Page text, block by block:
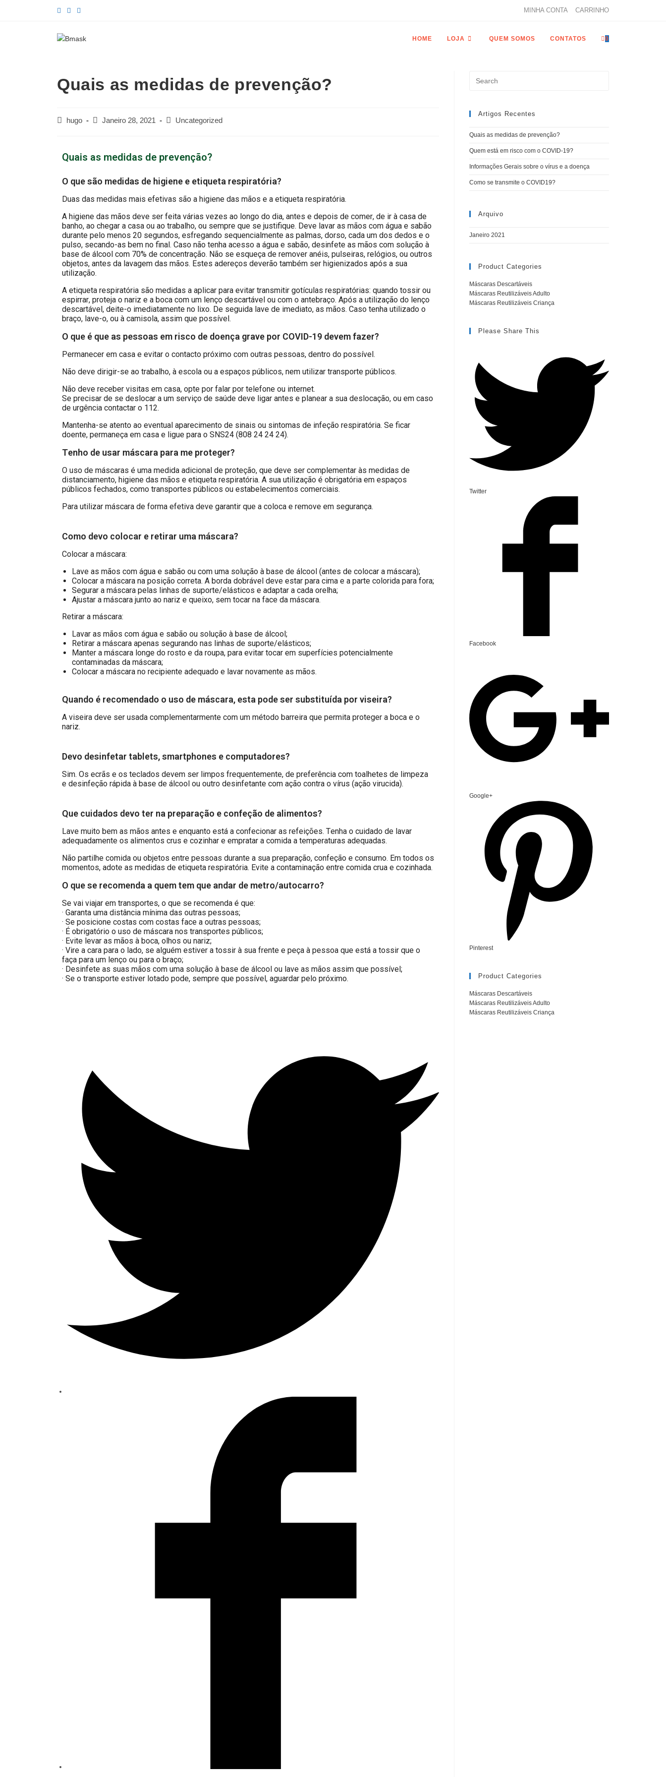
MINHA CONTA CARRINHO
HOME LOJA QUEM SOMOS CONTATOS 0
Quais as medidas de prevenção?
hugo Janeiro 28, 2021 Uncategorized
Quais as medidas de prevenção?
O que são medidas de higiene e etiqueta respiratória?
Duas das medidas mais efetivas são a higiene das mãos e a etiqueta respiratória.
A higiene das mãos deve ser feita várias vezes ao longo do dia, antes e depois de comer, de ir à casa de
banho, ao chegar a casa ou ao trabalho, ou sempre que se justifique. Deve lavar as mãos com água e sabão
durante pelo menos 20 segundos, esfregando sequencialmente as palmas, dorso, cada um dos dedos e o
pulso, secando-as bem no final. Caso não tenha acesso a água e sabão, desinfete as mãos com solução à
base de álcool com 70% de concentração. Não se esqueça de remover anéis, pulseiras, relógios, ou outros
objetos, antes da lavagem das mãos. Estes adereços deverão também ser higienizados após a sua
utilização.
A etiqueta respiratória são medidas a aplicar para evitar transmitir gotículas respiratórias: quando tossir ou
espirrar, proteja o nariz e a boca com um lenço descartável ou com o antebraço. Após a utilização do lenço
descartável, deite-o imediatamente no lixo. De seguida lave de imediato, as mãos. Caso tenha utilizado o
braço, lave-o, ou à camisola, assim que possível.
O que é que as pessoas em risco de doença grave por COVID-19 devem fazer?
Permanecer em casa e evitar o contacto próximo com outras pessoas, dentro do possível.
Não deve dirigir-se ao trabalho, à escola ou a espaços públicos, nem utilizar transporte públicos.
Não deve receber visitas em casa, opte por falar por telefone ou internet.
Se precisar de se deslocar a um serviço de saúde deve ligar antes e planear a sua deslocação, ou em caso
de urgência contactar o 112.
Mantenha-se atento ao eventual aparecimento de sinais ou sintomas de infeção respiratória. Se ficar
doente, permaneça em casa e ligue para o SNS24 (808 24 24 24).
Tenho de usar máscara para me proteger?
O uso de máscaras é uma medida adicional de proteção, que deve ser complementar às medidas de
distanciamento, higiene das mãos e etiqueta respiratória. A sua utilização é obrigatória em espaços
públicos fechados, como transportes públicos ou estabelecimentos comerciais.
Para utilizar máscara de forma efetiva deve garantir que a coloca e remove em segurança.
Como devo colocar e retirar uma máscara?
Colocar a máscara:
Lave as mãos com água e sabão ou com uma solução à base de álcool (antes de colocar a máscara);
Colocar a máscara na posição correta. A borda dobrável deve estar para cima e a parte colorida para fora;
Segurar a máscara pelas linhas de suporte/elásticos e adaptar a cada orelha;
Ajustar a máscara junto ao nariz e queixo, sem tocar na face da máscara.
Retirar a máscara:
Lavar as mãos com água e sabão ou solução à base de álcool;
Retirar a máscara apenas segurando nas linhas de suporte/elásticos;
Manter a máscara longe do rosto e da roupa, para evitar tocar em superfícies potencialmente
contaminadas da máscara;
Colocar a máscara no recipiente adequado e lavar novamente as mãos.
Quando é recomendado o uso de máscara, esta pode ser substituída por viseira?
A viseira deve ser usada complementarmente com um método barreira que permita proteger a boca e o
nariz.
Devo desinfetar tablets, smartphones e computadores?
Sim. Os ecrãs e os teclados devem ser limpos frequentemente, de preferência com toalhetes de limpeza
e desinfeção rápida à base de álcool ou outro desinfetante com ação contra o vírus (ação virucida).
Que cuidados devo ter na preparação e confeção de alimentos?
Lave muito bem as mãos antes e enquanto está a confecionar as refeições. Tenha o cuidado de lavar
adequadamente os alimentos crus e cozinhar e empratar a comida a temperaturas adequadas.
Não partilhe comida ou objetos entre pessoas durante a sua preparação, confeção e consumo. Em todos os
momentos, adote as medidas de etiqueta respiratória. Evite a contaminação entre comida crua e cozinhada.
O que se recomenda a quem tem que andar de metro/autocarro?
Se vai viajar em transportes, o que se recomenda é que:
· Garanta uma distância mínima das outras pessoas;
· Se posicione costas com costas face a outras pessoas;
· É obrigatório o uso de máscara nos transportes públicos;
· Evite levar as mãos à boca, olhos ou nariz;
· Vire a cara para o lado, se alguém estiver a tossir à sua frente e peça à pessoa que está a tossir que o
faça para um lenço ou para o braço;
· Desinfete as suas mãos com uma solução à base de álcool ou lave as mãos assim que possível;
· Se o transporte estiver lotado pode, sempre que possível, aguardar pelo próximo.
Artigos Recentes
Quais as medidas de prevenção?
Quem está em risco com o COVID-19?
Informações Gerais sobre o vírus e a doença
Como se transmite o COVID19?
Arquivo
Janeiro 2021
Product Categories
Máscaras Descartáveis
Máscaras Reutilizáveis Adulto
Máscaras Reutilizáveis Criança
Please Share This
Twitter
Facebook
Google+
Pinterest
Product Categories
Máscaras Descartáveis
Máscaras Reutilizáveis Adulto
Máscaras Reutilizáveis Criança